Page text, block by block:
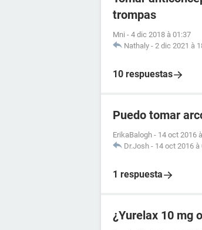
trompas
Mni - 4 dic 2018 à 01:37
Nathaly - 2 dic 2021 à
10 respuestas
Puedo tomar
ErikaBalogh - 14 oct 2016
Dr.Josh - 14 oct 2016 à
1 respuesta
¿Yurelax 10 mg